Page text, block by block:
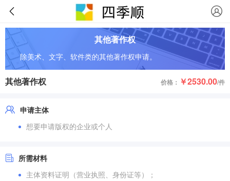
其他著作权
除美术、文字、软件类的其他著作权申请。
其他著作权 价格： ￥2530.00/件
申请主体
想要申请版权的企业或个人
所需材料
主体资料证明（营业执照、身份证等）；